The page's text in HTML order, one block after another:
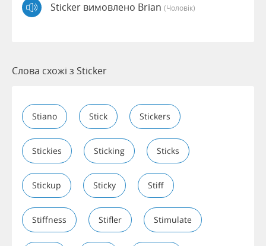
Sticker вимовлено Brian (чоловік)
Слова схожі з Sticker
Stiano Stick Stickers
Stickies Sticking Sticks
Stickup Sticky Stiff
Stiffness Stifler Stimulate